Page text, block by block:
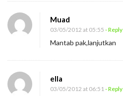
Muad
03/05/2012 at 05:55 - Reply
Mantab pak,lanjutkan
ella
03/05/2012 at 06:51- Reply